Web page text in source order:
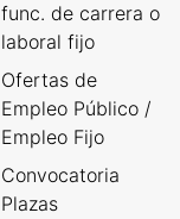
func. de carrera o
laboral fijo
Ofertas de
Empleo Público /
Empleo Fijo
Convocatoria
Plazas